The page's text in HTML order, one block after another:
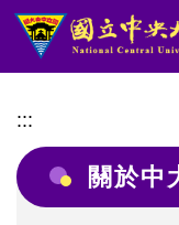
跳
主
容
區
:::
關於中